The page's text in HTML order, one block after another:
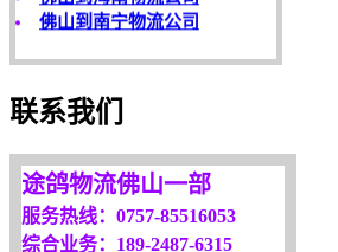
客户是永远的朋友，
服务是永恒的追求！
欢迎您光临！
我们将竭诚为你服务！
联系我们
途鸽物流佛山一部
服务热线：0757-85516053
综合业务：189-2487-6315